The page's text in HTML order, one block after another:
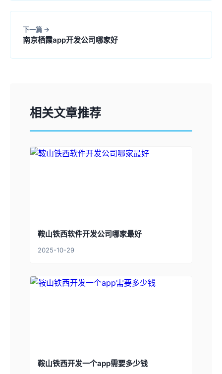
下一篇
南京栖霞app开发公司哪家好
相关文章推荐
鞍山铁西软件开发公司哪家最好
2025-10-29
鞍山铁西开发一个app需要多少钱